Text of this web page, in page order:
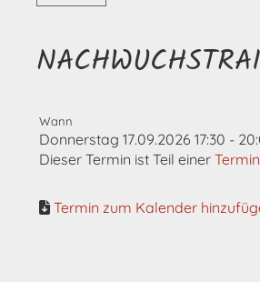
Wann
Donnerstag 17.09.2026 17:30 -
Dieser Termin ist Teil einer
Termin zum Kalender